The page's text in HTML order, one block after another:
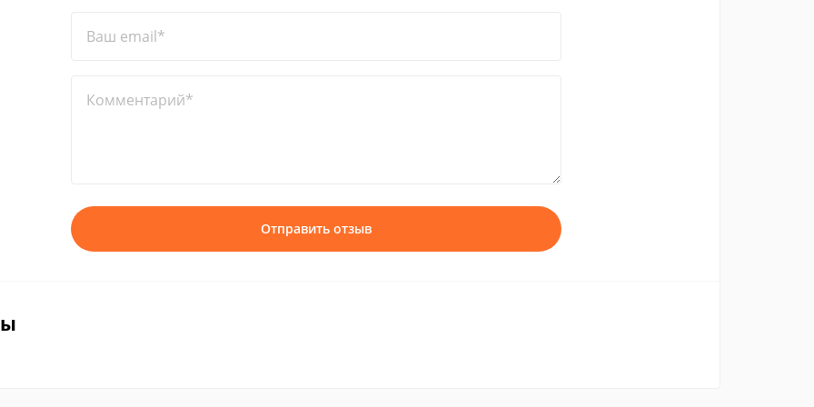
Ваш email*
Комментарий*
Отправить отзыв